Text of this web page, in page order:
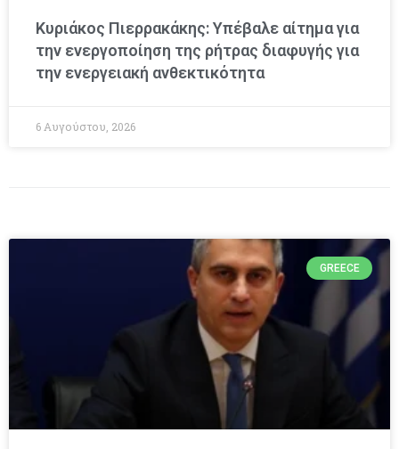
Κυριάκος Πιερρακάκης: Υπέβαλε αίτημα για
την ενεργοποίηση της ρήτρας διαφυγής για
την ενεργειακή ανθεκτικότητα
6 Αυγούστου, 2026
GREECE